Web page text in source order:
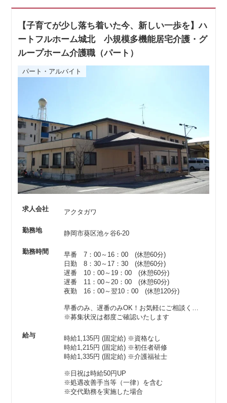
【子育てが少し落ち着いた今、新しい一歩を】ハ
ートフルホーム城北 小規模多機能居宅介護・グ
ループホーム介護職（パート）
パート・アルバイト
求人会社 アクタガワ
勤務地 静岡市葵区池ヶ谷6-20
勤務時間
早番 7：00～16：00 (休憩60分)
日勤 8：30～17：30 (休憩60分)
遅番 10：00～19：00 (休憩60分)
遅番 11：00～20：00 (休憩60分)
夜勤 16：00～翌10：00 (休憩120分)
早番のみ、遅番のみOK！お気軽にご相談ください♪
※募集状況は都度ご確認いたします
給与 時給1,135円 (固定給) ※資格なし
時給1,215円 (固定給) ※初任者研修
時給1,335円 (固定給) ※介護福祉士
※日祝は時給50円UP
※処遇改善手当等（一律）を含む
※交代勤務を実施した場合